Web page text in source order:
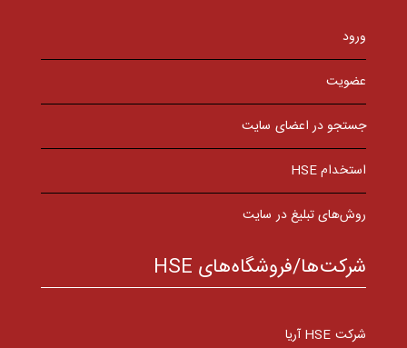
ورود
عضویت
جستجو در اعضای سایت
استخدام HSE
روش‌های تبلیغ در سایت
شرکت‌ها/فروشگاه‌های HSE
شرکت HSE آریا